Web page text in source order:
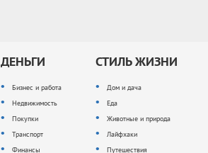
ДЕНЬГИ
Бизнес и работа
Недвижимость
Покупки
Транспорт
Финансы
СТИЛЬ ЖИЗНИ
Дом и дача
Еда
Животные и природа
Лайфхаки
Путешествия